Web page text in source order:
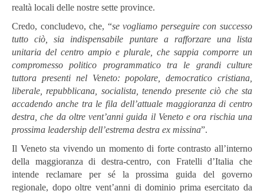
realtà locali delle nostre sette province.
Credo, concludevo, che, “se vogliamo perseguire con successo
tutto ciò, sia indispensabile puntare a rafforzare una lista
unitaria del centro ampio e plurale, che sappia comporre un
compromesso politico programmatico tra le grandi culture
tuttora presenti nel Veneto: popolare, democratico cristiana,
liberale, repubblicana, socialista, tenendo presente ciò che sta
accadendo anche tra le fila dell’attuale maggioranza di centro
destra, che da oltre vent’anni guida il Veneto e ora rischia una
prossima leadership dell’estrema destra ex missina”.
Il Veneto sta vivendo un momento di forte contrasto all’interno
della maggioranza di destra-centro, con Fratelli d’Italia che
intende reclamare per sé la prossima guida del governo
regionale, dopo oltre vent’anni di dominio prima esercitato da